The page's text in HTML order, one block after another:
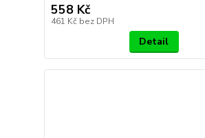
558 Kč
461 Kč bez DPH
Detail